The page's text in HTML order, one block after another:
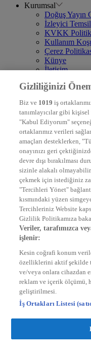
Kurumsal
Doğuş Yayın
İzleyici
KVKK
Kullanım
Çerez
Künye
İletişim
DYG Televizyonlar
STAR
EURO STAR
KRAL POP
DYG Radyolar
NTV
KRAL FM
KRAL POP
EKSEN
VOYAGE
DYG Dijital
ntv.com.tr
ntvspor.net
startv.com.tr
Gizliliğinizi
Biz ve 1019 iş
tanımlayıcılar gibi
"Kabul Ediyorum"
ortaklarımız verileri
amaçları desteklerken,
onayınızı geri
devre dışı bırakılması
sizinle alakalı
çekmek için istediğiniz
"Tercihleri Yönet"
kısmındaki yüzen
Tercihleriniz Website
Gizlilik Politikamıza
Veriler, tarafımızca
işlenir:
Kesin coğrafi konum
özelliklerini aktif şekilde
ve/veya onlara cihazdan
reklam ve içerik ölçümü,
geliştirilmesi.
İş Ortakları Listesi